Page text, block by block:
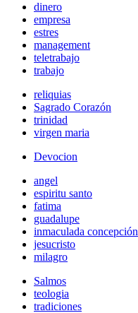
dinero
empresa
estres
management
teletrabajo
trabajo
reliquias
Sagrado Corazón
trinidad
virgen maria
Devocion
angel
espiritu santo
fatima
guadalupe
inmaculada concepción
jesucristo
milagro
Salmos
teologia
tradiciones